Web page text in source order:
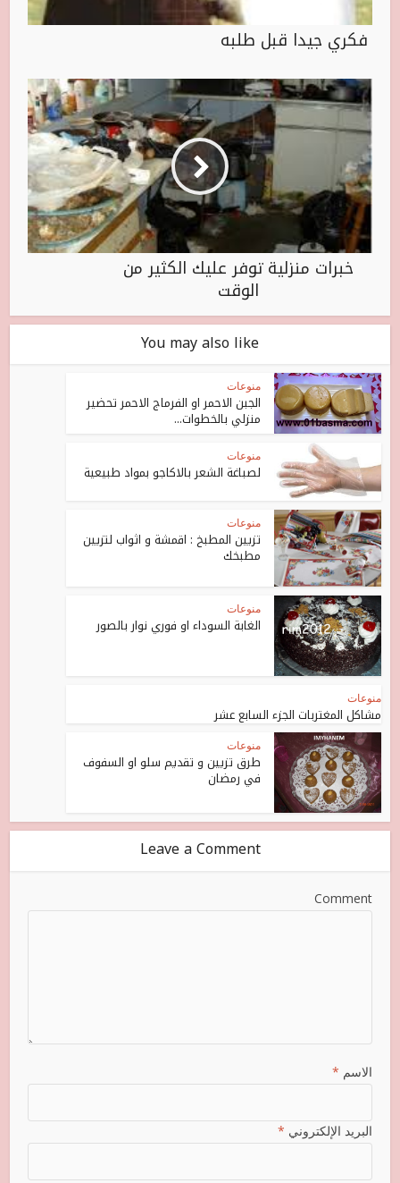
فكري جيدا قبل طلبه
خبرات منزلية توفر عليك الكثير من
الوقت
You may also like
منوعات
الجبن الاحمر او الفرماج الاحمر تحضير
منزلي بالخطوات...
منوعات
لصباغة الشعر بالاكاجو بمواد طبيعية
منوعات
تزيين المطبخ : اقمشة و اثواب لتزيين
مطبخك
منوعات
الغابة السوداء او فوري نوار بالصور
منوعات
مشاكل المغتربات الجزء السابع عشر
منوعات
طرق تزيين و تقديم سلو او السفوف
في رمضان
Leave a Comment
Comment
الاسم *
البريد الإلكتروني *